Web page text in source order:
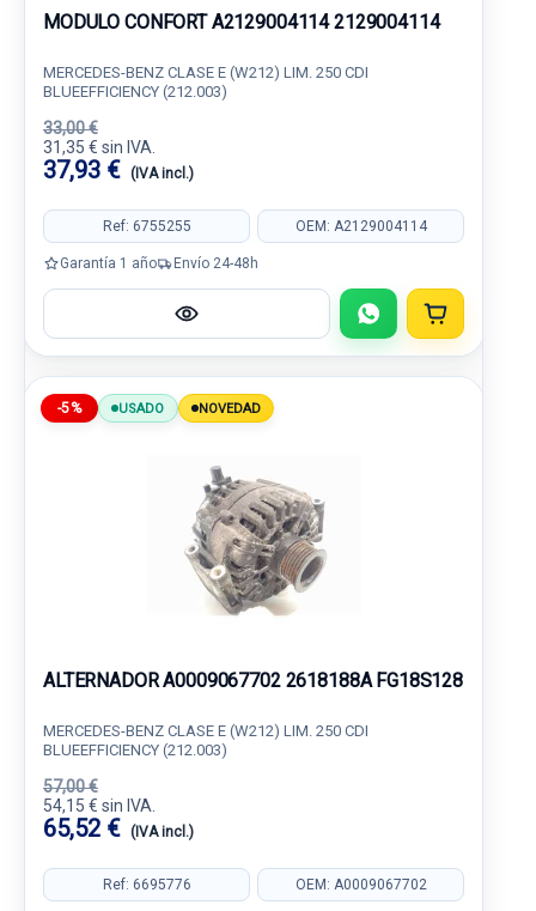
MODULO CONFORT A2129004114 2129004114
MERCEDES-BENZ CLASE E (W212) LIM. 250 CDI
BLUEEFFICIENCY (212.003)
33,00 €
31,35 € sin IVA.
37,93 € (IVA incl.)
Ref: 6755255 OEM: A2129004114
Garantía 1 año Envío 24-48h
-5% USADO NOVEDAD
ALTERNADOR A0009067702 2618188A FG18S128
MERCEDES-BENZ CLASE E (W212) LIM. 250 CDI
BLUEEFFICIENCY (212.003)
57,00 €
54,15 € sin IVA.
65,52 € (IVA incl.)
Ref: 6695776 OEM: A0009067702